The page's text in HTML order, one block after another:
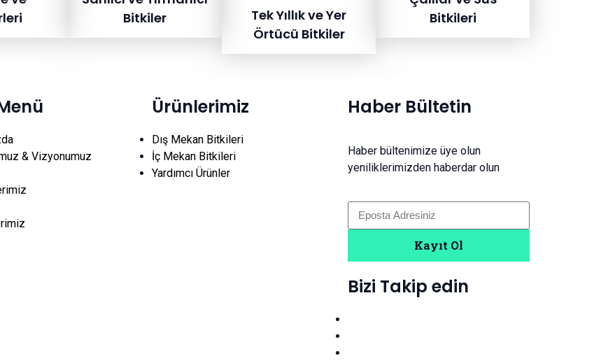
Bitkiler
Tek Yıllık ve Yer
Örtücü Bitkiler
Bitkileri
& Vizyonumuz
Ürünlerimiz
Dış Mekan Bitkileri
İç Mekan Bitkileri
Yardımcı Ürünler
Haber Bültetin
Haber bültenimize üye olun
yeniliklerimizden haberdar olun
Kayıt Ol
Bizi Takip edin